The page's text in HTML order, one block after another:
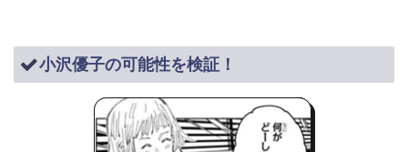
小沢優子の可能性を検証！